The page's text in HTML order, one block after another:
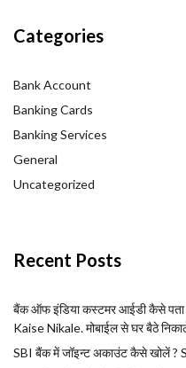
Categories
Bank Account
Banking Cards
Banking Services
General
Uncategorized
Recent Posts
बैंक ऑफ इंडिया कस्टमर आईडी कैसे
Kaise Nikale. मोबाईल से घर बैठे
SBI बैंक में जॉइन्ट अकाउंट कैसे खोलें